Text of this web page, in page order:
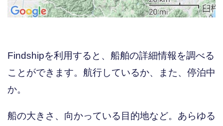
Findshipを利用すると、船舶の詳細情報を調べる
ことができます。航行しているか、また、停泊中
か。
船の大きさ、向かっている目的地など。あらゆる